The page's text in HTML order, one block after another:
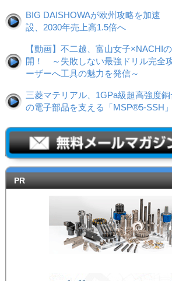
BIG DAISHOWAが欧州攻略を加速
設、2030年売上高1.5倍へ
【動画】不二越、富山女子×NACHI
開！ ～失敗しない最強ドリル完全
ーザーへ工具の魅力を発信～
三菱マテリアル、1GPa級超高強度
の電子部品を支える「MSP®5-SSH」
PR